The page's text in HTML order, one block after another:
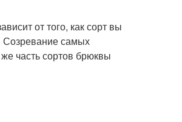
от того, как сорт вы
Созревание самых
часть сортов брюквы